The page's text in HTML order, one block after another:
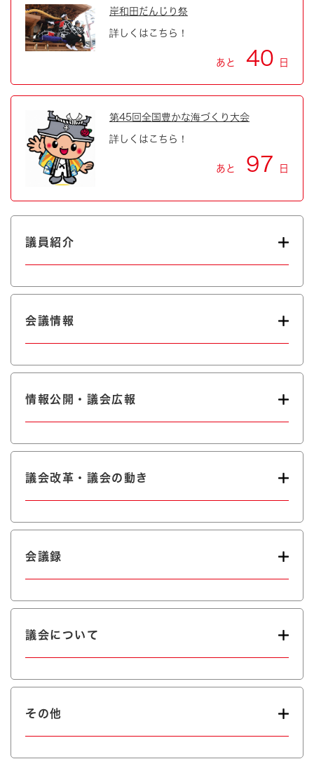
岸和田だんじり祭
詳しくはこちら！
あと 40 日
第45回全国豊かな海づくり大会
詳しくはこちら！
あと 97 日
議員紹介
会議情報
情報公開・議会広報
議会改革・議会の動き
会議録
議会について
その他